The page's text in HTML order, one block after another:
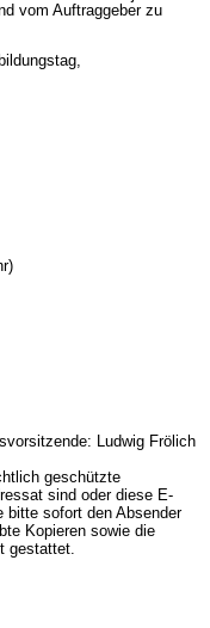
vom Auftraggeber zu
Ludwig Frölich
geschützte
sind oder diese E-
bitte sofort den Absender
Kopieren sowie die
gestattet.